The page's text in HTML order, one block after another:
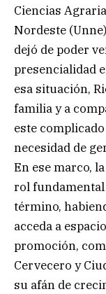
Ciencias
Nordeste
dejó de poder
presencialidad
esa situación,
familia y a
este
necesidad de
En ese marco,
rol fundamental
término,
acceda a
promoción,
Cervecero y
su afán de